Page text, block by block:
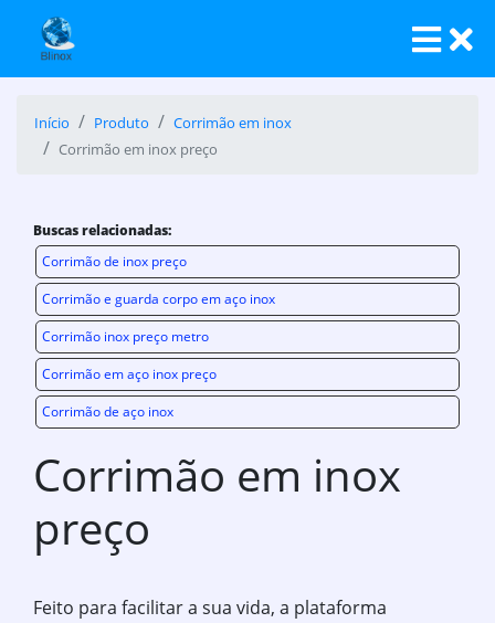
Início Produto
Corrimão em inox
Corrimão em inox preço
Buscas relacionadas:
Corrimão de inox preço
Corrimão e guarda corpo em aço inox
Corrimão inox preço metro
Corrimão em aço inox preço
Corrimão de aço inox
Corrimão em inox
preço
Feito para facilitar a sua vida, a plataforma